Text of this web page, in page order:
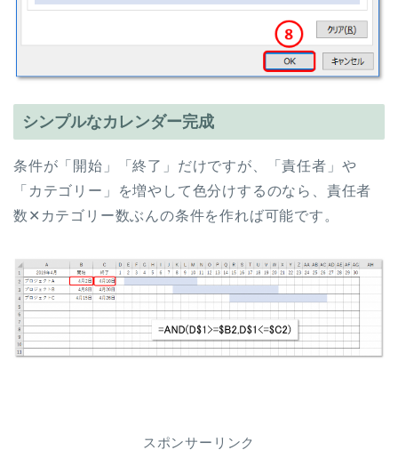
シンプルなカレンダー完成
条件が「開始」「終了」だけですが、「責任者」や
「カテゴリー」を増やして色分けするのなら、責任者
数✕カテゴリー数ぶんの条件を作れば可能です。
スポンサーリンク